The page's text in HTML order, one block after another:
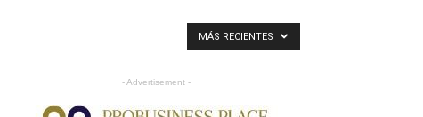
MÁS RECIENTES
- Advertisement -